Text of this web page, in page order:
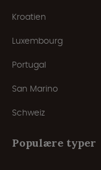
Kroatien
Luxembourg
Portugal
San Marino
Schweiz
Populære typer